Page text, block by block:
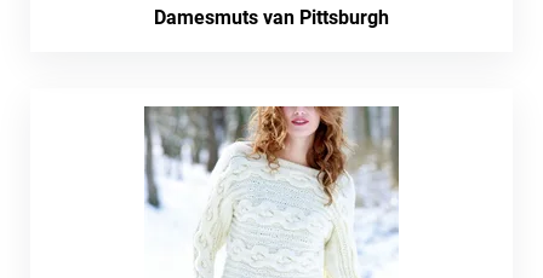
Damesmuts van Pittsburgh